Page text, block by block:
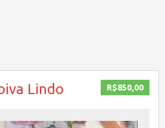
R$850,00
Lindo